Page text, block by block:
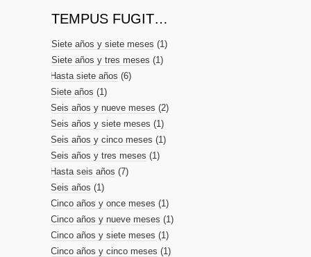
TEMPUS FUGIT…
Siete años y siete meses (1)
Siete años y tres meses (1)
Hasta siete años (6)
Siete años (1)
Seis años y nueve meses (2)
Seis años y siete meses (1)
Seis años y cinco meses (1)
Seis años y tres meses (1)
Hasta seis años (7)
Seis años (1)
Cinco años y once meses (1)
Cinco años y nueve meses (1)
Cinco años y siete meses (1)
Cinco años y cinco meses (1)